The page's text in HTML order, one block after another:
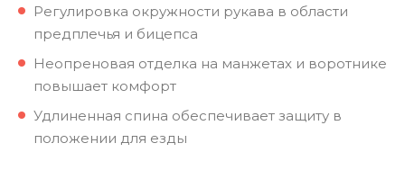
Регулировка окружности рукава в области
предплечья и бицепса
Неопреновая отделка на манжетах и ​​воротнике
повышает комфорт
Удлиненная спина обеспечивает защиту в
положении для езды